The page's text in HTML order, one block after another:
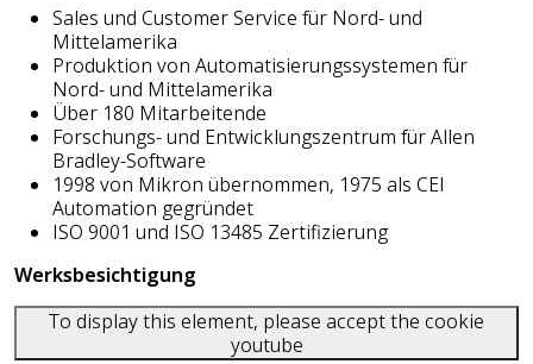
Sales und Customer Service für Nord- und
Mittelamerika
Produktion von Automatisierungssystemen für
Nord- und Mittelamerika
Über 180 Mitarbeitende
Forschungs- und Entwicklungszentrum für Allen
Bradley-Software
1998 von Mikron übernommen, 1975 als CEI
Automation gegründet
ISO 9001 und ISO 13485 Zertifizierung
Werksbesichtigung
To display this element, please accept the cookie
youtube